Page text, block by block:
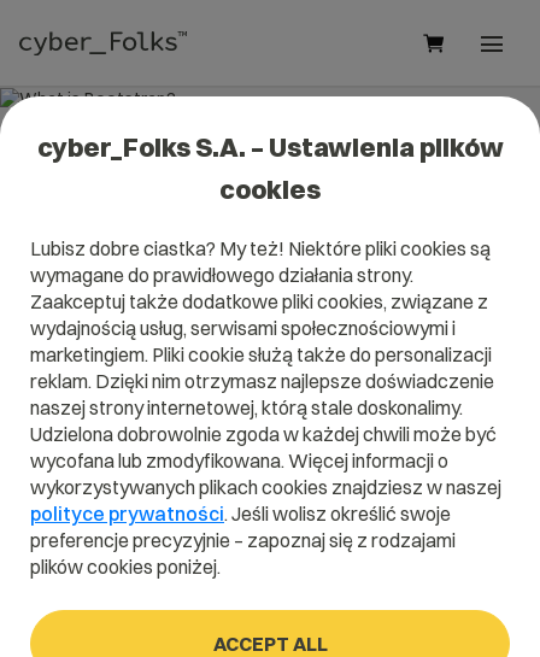
What is Bootstrap?
It will help you better understand what exactly it is
Bootstrapand what is the meaning to you in everyday use.
A B C D E F G H
I
J
K L M N O P Q
R
S
T U V W X Y Z
Home/Dictionary/Frontend/Bootstrap
cyber_Folks S.A. – Ustawienia plików
cookies
Lubisz dobre ciastka? My też! Niektóre pliki cookies są
wymagane do prawidłowego działania strony.
Zaakceptuj także dodatkowe pliki cookies, związane z
wydajnością usług, serwisami społecznościowymi i
marketingiem. Pliki cookie służą także do personalizacji
reklam. Dzięki nim otrzymasz najlepsze doświadczenie
naszej strony internetowej, którą stale doskonalimy.
Udzielona dobrowolnie zgoda w każdej chwili może być
wycofana lub zmodyfikowana. Więcej informacji o
wykorzystywanych plikach cookies znajdziesz w naszej
polityce prywatności. Jeśli wolisz określić swoje
preferencje precyzyjnie – zapoznaj się z rodzajami
plików cookies poniżej.
ACCEPT ALL